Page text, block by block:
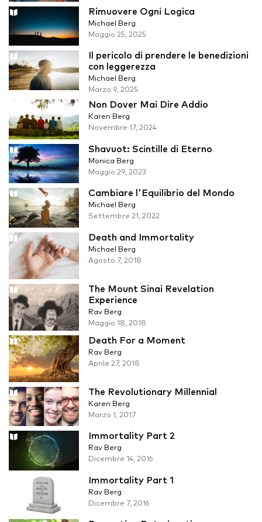
Rimuovere Ogni Logica
Michael Berg
Maggio 25, 2025
Il pericolo di prendere le benedizioni
con leggerezza
Michael Berg
Marzo 9, 2025
Non Dover Mai Dire Addio
Karen Berg
Novembre 17, 2024
Shavuot: Scintille di Eterno
Monica Berg
Maggio 29, 2023
Cambiare l'Equilibrio del Mondo
Michael Berg
Settembre 21, 2022
Death and Immortality
Michael Berg
Agosto 7, 2018
The Mount Sinai Revelation
Experience
Rav Berg
Maggio 18, 2018
Death For a Moment
Rav Berg
Aprile 27, 2018
The Revolutionary Millennial
Karen Berg
Marzo 1, 2017
Immortality Part 2
Rav Berg
Dicembre 14, 2016
Immortality Part 1
Rav Berg
Dicembre 7, 2016